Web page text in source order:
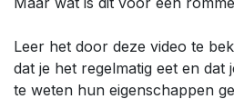
Leer het door deze video te
dat je het regelmatig eet en dat
te weten hun eigenschappen